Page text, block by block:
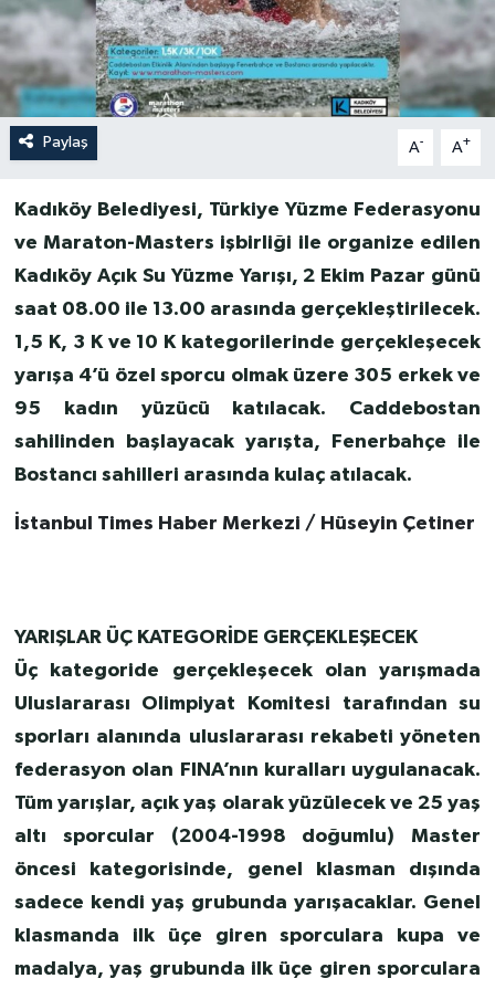
Paylaş A- A+
Kadıköy Belediyesi, Türkiye Yüzme Federasyonu
ve Maraton-Masters işbirliği ile organize edilen
Kadıköy Açık Su Yüzme Yarışı, 2 Ekim Pazar günü
saat 08.00 ile 13.00 arasında gerçekleştirilecek.
1,5 K, 3 K ve 10 K kategorilerinde gerçekleşecek
yarışa 4’ü özel sporcu olmak üzere 305 erkek ve
95 kadın yüzücü katılacak. Caddebostan
sahilinden başlayacak yarışta, Fenerbahçe ile
Bostancı sahilleri arasında kulaç atılacak.
İstanbul Times Haber Merkezi / Hüseyin Çetiner
YARIŞLAR ÜÇ KATEGORİDE GERÇEKLEŞECEK
Üç kategoride gerçekleşecek olan yarışmada
Uluslararası Olimpiyat Komitesi tarafından su
sporları alanında uluslararası rekabeti yöneten
federasyon olan FINA’nın kuralları uygulanacak.
Tüm yarışlar, açık yaş olarak yüzülecek ve 25 yaş
altı sporcular (2004-1998 doğumlu) Master
öncesi kategorisinde, genel klasman dışında
sadece kendi yaş grubunda yarışacaklar. Genel
klasmanda ilk üçe giren sporculara kupa ve
madalya, yaş grubunda ilk üçe giren sporculara